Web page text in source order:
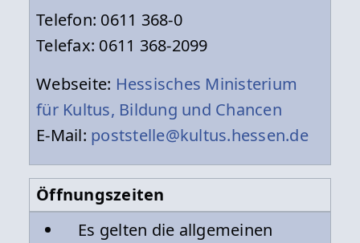
Telefon: 0611 368-0
Telefax: 0611 368-2099
Webseite: Hessisches Ministerium
für Kultus, Bildung und Chancen
E-Mail: poststelle@kultus.hessen.de
Öffnungszeiten
Es gelten die allgemeinen